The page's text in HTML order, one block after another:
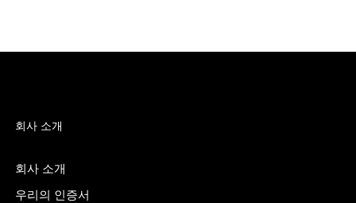
회사 소개
회사 소개
우리의 인증서